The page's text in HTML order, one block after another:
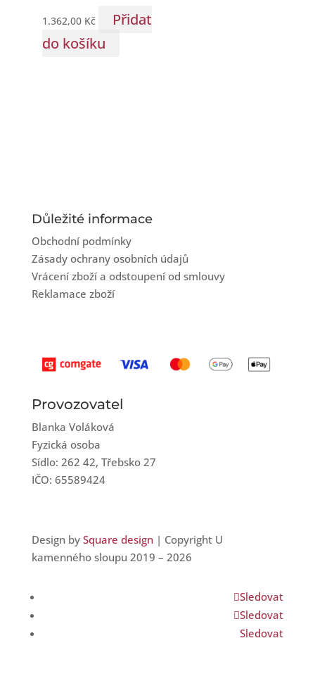
1.362,00 Kč
Přidat
do košíku
Důležité informace
Obchodní podmínky
Zásady ochrany osobních údajů
Vrácení zboží a odstoupení od smlouvy
Reklamace zboží
Provozovatel
Blanka Voláková
Fyzická osoba
Sídlo: 262 42, Třebsko 27
IČO: 65589424
Design by Square design| Copyright U
kamenného sloupu 2019 – 2026
Sledovat
Sledovat
Sledovat